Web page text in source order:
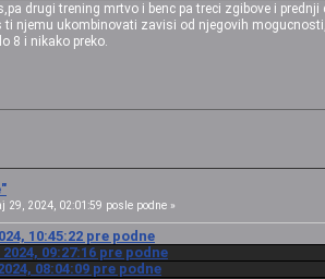
drugi trening mrtvo i benc pa treci zgibove i
ti njemu ukombinovati zavisi od njegovih
8 i nikako preko.
29, 2024, 02:01:59 posle podne »
10:45:22 pre podne
09:27:16 pre podne
08:04:09 pre podne